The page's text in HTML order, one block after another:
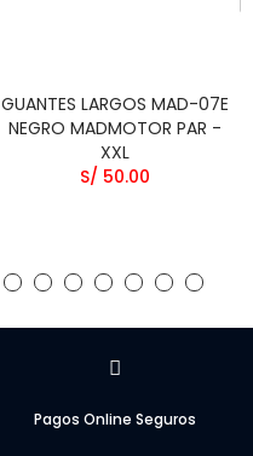
GUANTES LARGOS MAD-07E
NEGRO MADMOTOR PAR -
XXL
S/ 50.00
Pagos Online Seguros